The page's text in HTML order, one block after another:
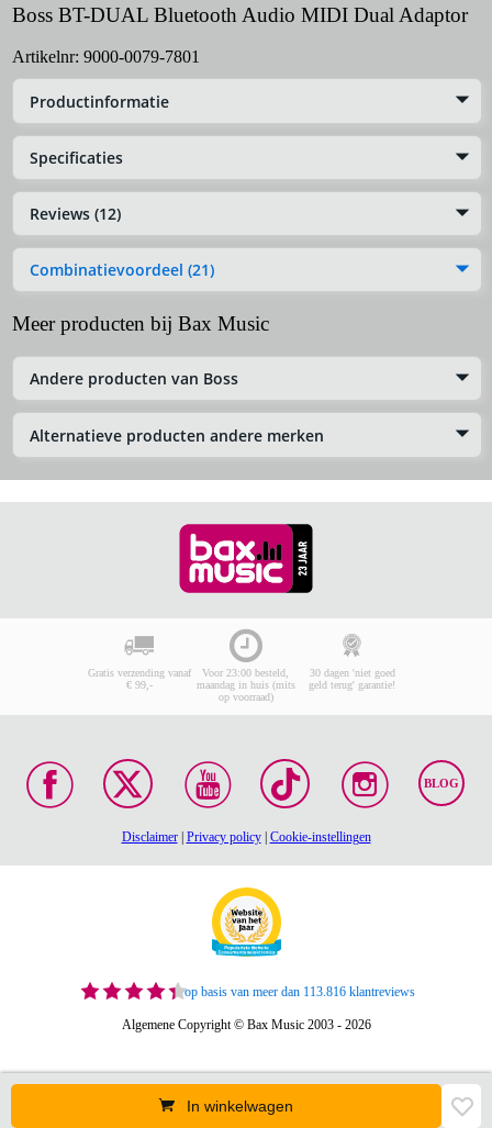
Boss BT-DUAL Bluetooth Audio MIDI Dual Adaptor
Artikelnr: 9000-0079-7801
Productinformatie
Specificaties
Reviews (12)
Combinatievoordeel (21)
Meer producten bij Bax Music
Andere producten van Boss
Alternatieve producten andere merken
In winkelwagen
Gratis verzending vanaf
€ 99,-
Voor 23:00 besteld,
maandag in huis (mits
op voorraad)
30 dagen 'niet goed
geld terug' garantie!
BLOG
Disclaimer| Privacy policy| Cookie-instellingen
op basis van meer dan 113.816 klantreviews
Algemene Copyright © Bax Music 2003 - 2026